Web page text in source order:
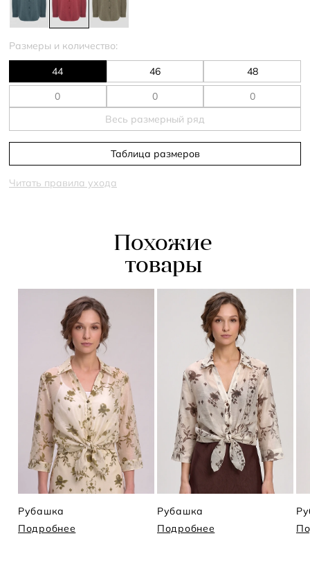
Размеры и количество:
44 46 48
Весь размерный ряд
Таблица размеров
Читать правила ухода
Похожие
товары
Рубашка
Подробнее
Рубашка
Подробнее